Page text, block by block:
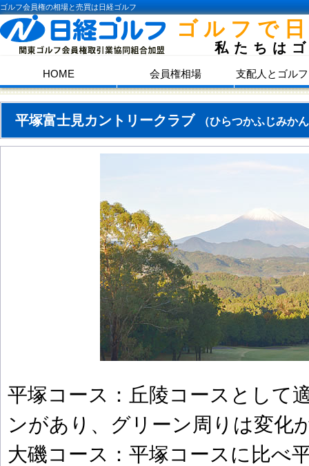
ゴルフ会員権の相場と売買は日経ゴルフ
ゴルフで
私たちは
HOME 会員権相場 支配人とゴル
平塚富士見カントリークラブ （ひらつかふじみか
平塚コース：丘陵コースとして
ンがあり、グリーン周りは変化
大磯コース：平塚コースに比べ